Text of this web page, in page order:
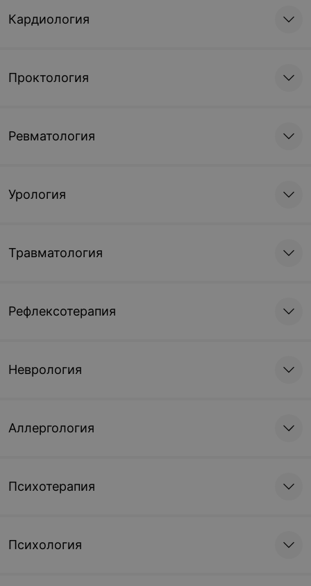
Записаться
Кардиология
Проктология
Ревматология
Урология
Травматология
Рефлексотерапия
Неврология
Аллергология
Психотерапия
Психология